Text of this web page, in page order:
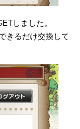
しました。
きるだけ交換して